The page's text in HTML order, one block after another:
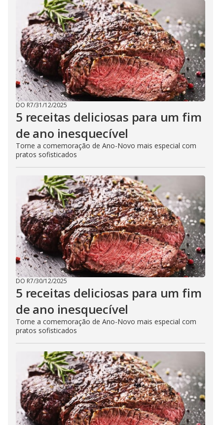
DO R7/31/12/2025
5 receitas deliciosas para um fim
de ano inesquecível
Torne a comemoração de Ano-Novo mais especial com
pratos sofisticados
DO R7/30/12/2025
5 receitas deliciosas para um fim
de ano inesquecível
Torne a comemoração de Ano-Novo mais especial com
pratos sofisticados